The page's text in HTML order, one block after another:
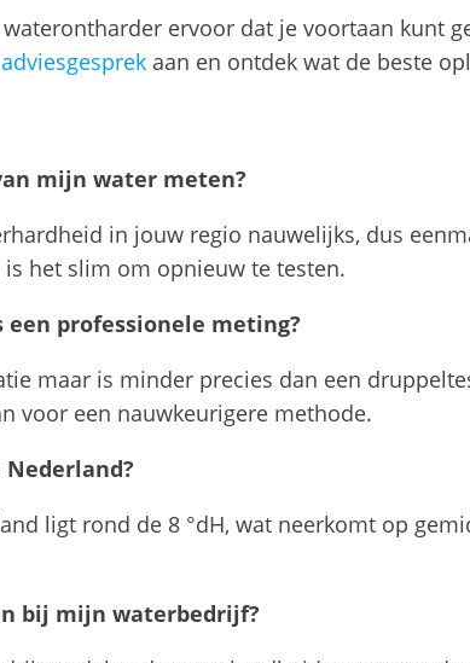
ervoor dat je voortaan kunt
adviesgesprek aan en ontdek wat de beste
mijn water meten?
in jouw regio nauwelijks, dus
het slim om opnieuw te testen.
professionele meting?
maar is minder precies dan een
voor een nauwkeurigere methode.
ligt rond de 8 °dH, wat neerkomt op
bij mijn waterbedrijf?